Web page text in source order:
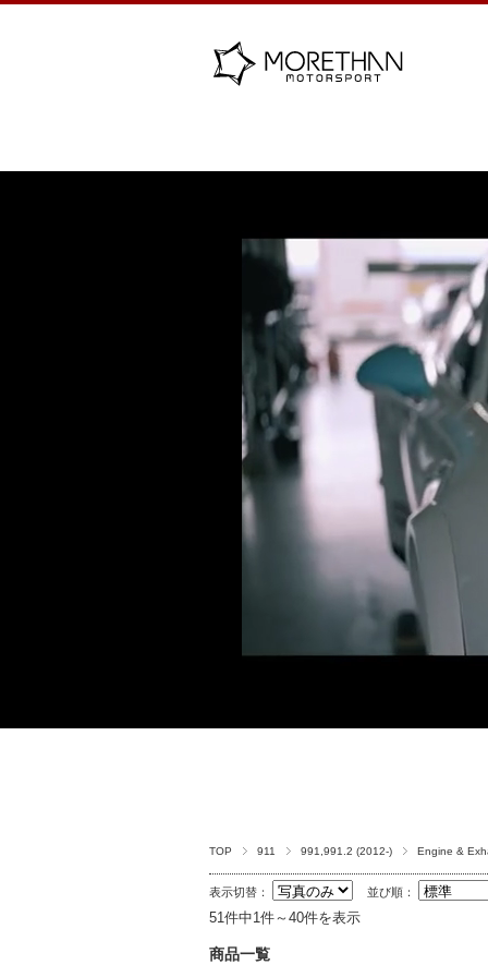
TOP 911 991,991.2 (2012-) Engine &
表示切替： 並び順：
51件中1件～40件を表示
商品一覧